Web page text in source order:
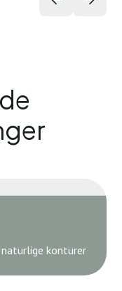
konturer